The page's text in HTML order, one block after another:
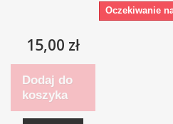
Oczekiwanie
15,00 zł
Dodaj do
koszyka